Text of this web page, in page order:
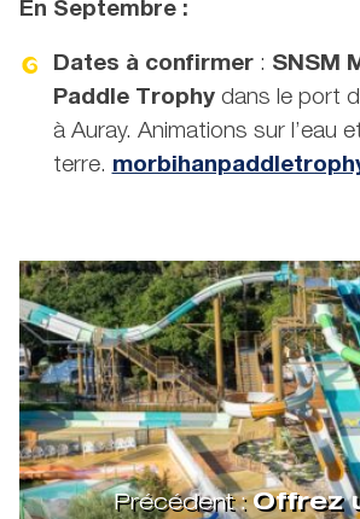
En Septembre :
Dates à confirmer: SNSM
Paddle Trophydans le port
à Auray. Animations sur l’eau
terre.
Précédent :Offrez